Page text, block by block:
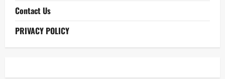
Contact Us
PRIVACY POLICY